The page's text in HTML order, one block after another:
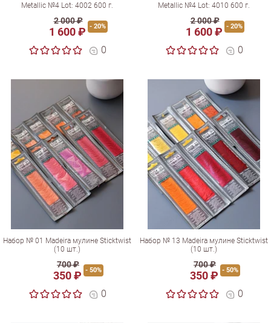
Metallic №4 Lot: 4002 600 г.
2 000 ₽
1 600 ₽ - 20%
0
Metallic №4 Lot: 4010 600 г.
2 000 ₽
1 600 ₽ - 20%
0
Набор № 01 Madeira мулине Sticktwist
(10 шт.)
700 ₽
350 ₽ - 50%
0
Набор № 13 Madeira мулине Sticktwist
(10 шт.)
700 ₽
350 ₽ - 50%
0